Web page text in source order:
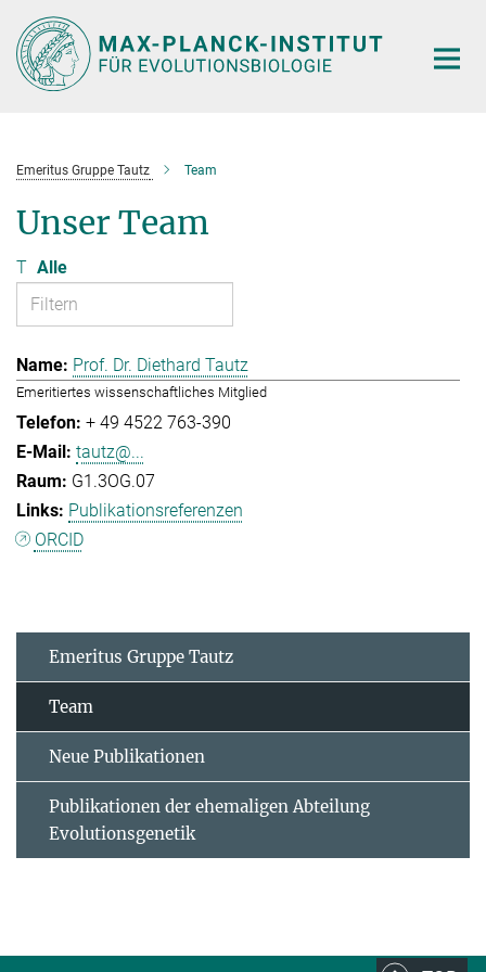
Hauptinhalt
Emeritus Gruppe Tautz Team
Unser Team
T Alle
Prof. Dr. Diethard Tautz
Emeritiertes wissenschaftliches Mitglied
+ 49 4522 763-390
tautz@...
G1.3OG.07
Publikationsreferenzen
ORCID
Emeritus Gruppe Tautz
Team
Neue Publikationen
Publikationen der ehemaligen Abteilung
Evolutionsgenetik